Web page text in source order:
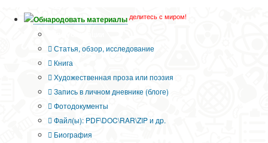
Обнародовать материалы делитесь с миром!
Статья, обзор, исследование
Книга
Художественная проза или поэзия
Запись в личном дневнике (блоге)
Фотодокументы
Файл(ы): PDF\DOC\RAR\ZIP и др.
Биография